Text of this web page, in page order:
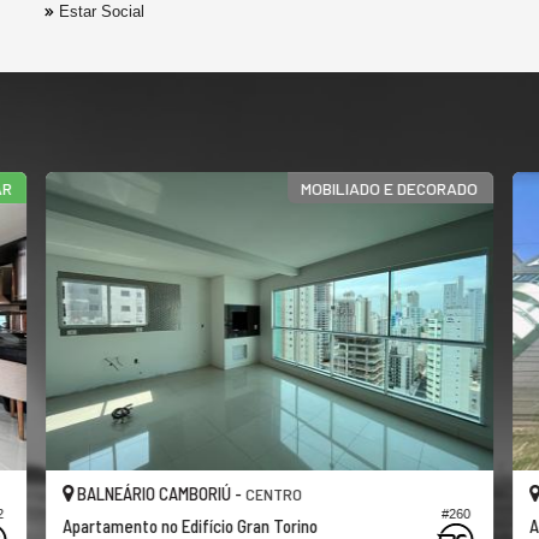
Estar Social
MOBILIADO E DECORADO
#260
BALNEÁRIO CAMBORIÚ -CENTRO
Apartamento no Edifício Gran Torino